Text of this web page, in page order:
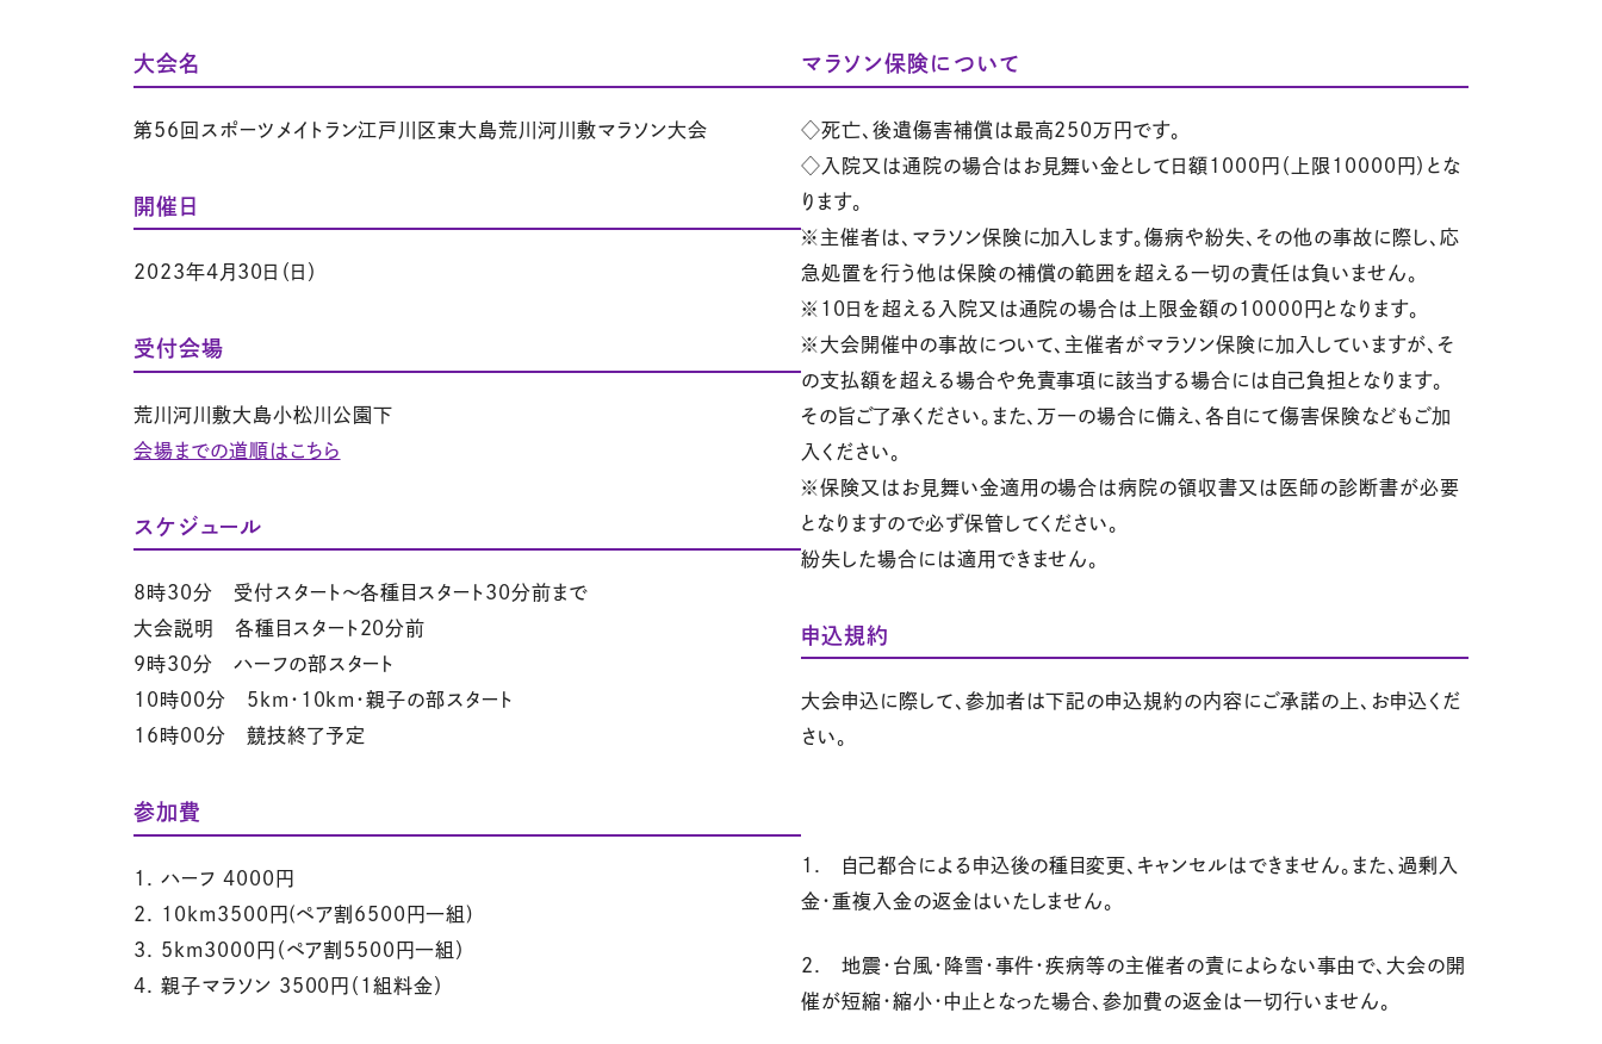
大会名
第56回スポーツメイトラン江戸川区東大島荒川河川敷マラソン大会
開催日
2023年4月30日（日）
受付会場
荒川河川敷大島小松川公園下
会場までの道順はこちら
スケジュール
8時30分 受付スタート～各種目スタート30分前まで
大会説明 各種目スタート20分前
9時30分 ハーフの部スタート
10時00分 5km・10km・親子の部スタート
16時00分 競技終了予定
参加費
1. ハーフ 4000円
2. 10km3500円(ペア割6500円一組)
3. 5km3000円（ペア割5500円一組）
4. 親子マラソン 3500円（1組料金）
マラソン保険について
◇死亡、後遺傷害補償は最高250万円です。
◇入院又は通院の場合はお見舞い金として日額1000円（上限10000円）とな
ります。
※主催者は、マラソン保険に加入します。傷病や紛失、その他の事故に際し、応
急処置を行う他は保険の補償の範囲を超える一切の責任は負いません。
※10日を超える入院又は通院の場合は上限金額の10000円となります。
※大会開催中の事故について、主催者がマラソン保険に加入していますが、そ
の支払額を超える場合や免責事項に該当する場合には自己負担となります。
その旨ご了承ください。また、万一の場合に備え、各自にて傷害保険などもご加
入ください。
※保険又はお見舞い金適用の場合は病院の領収書又は医師の診断書が必要
となりますので必ず保管してください。
紛失した場合には適用できません。
申込規約
大会申込に際して、参加者は下記の申込規約の内容にご承諾の上、お申込くだ
さい。
1. 自己都合による申込後の種目変更、キャンセルはできません。また、過剰入
金・重複入金の返金はいたしません。
2. 地震・台風・降雪・事件・疾病等の主催者の責によらない事由で、大会の開
催が短縮・縮小・中止となった場合、参加費の返金は一切行いません。